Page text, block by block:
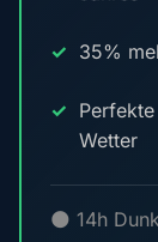
35%
Wetter
🌑 14h